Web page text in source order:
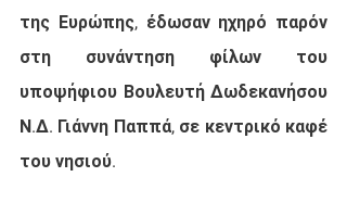
της Ευρώπης, έδωσαν ηχηρό παρόν
στη συνάντηση φίλων του
υποψήφιου Βουλευτή Δωδεκανήσου
Ν.Δ. Γιάννη Παππά, σε κεντρικό καφέ
του νησιού.